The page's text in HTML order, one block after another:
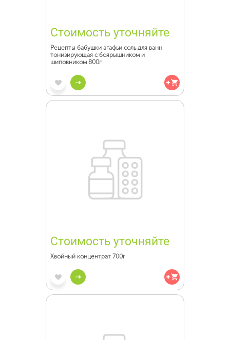
Стоимость уточняйте
Рецепты бабушки агафьи соль для ванн
тонизирующая с боярышником и
шиповником 800г
Стоимость уточняйте
Хвойный концентрат 700г